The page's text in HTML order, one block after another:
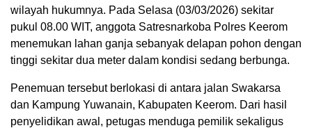
wilayah hukumnya. Pada Selasa (03/03/2026) sekitar
pukul 08.00 WIT, anggota Satresnarkoba Polres Keerom
menemukan lahan ganja sebanyak delapan pohon dengan
tinggi sekitar dua meter dalam kondisi sedang berbunga.
Penemuan tersebut berlokasi di antara jalan Swakarsa
dan Kampung Yuwanain, Kabupaten Keerom. Dari hasil
penyelidikan awal, petugas menduga pemilik sekaligus